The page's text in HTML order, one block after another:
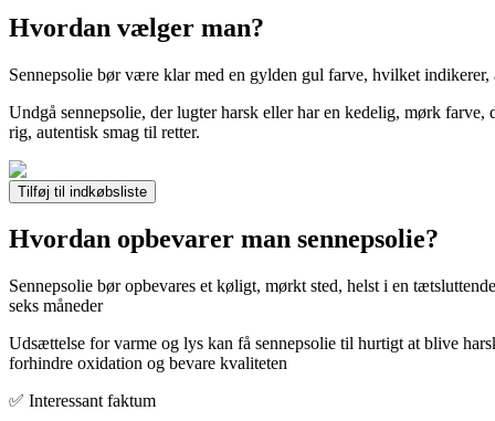
Hvordan vælger man?
Sennepsolie bør være klar med en gylden gul farve, hvilket
Undgå sennepsolie, der lugter harsk eller har en kedelig, mørk
rig, autentisk smag til retter.
Tilføj til indkøbsliste
Hvordan opbevarer man sennepsolie?
Sennepsolie bør opbevares et køligt, mørkt sted, helst i en
seks måneder
Udsættelse for varme og lys kan få sennepsolie til hurtigt at blive
forhindre oxidation og bevare kvaliteten
✅ Interessant faktum